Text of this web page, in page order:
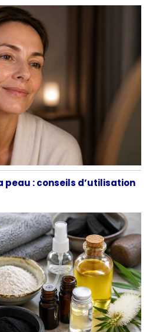
: conseils d’utilisation